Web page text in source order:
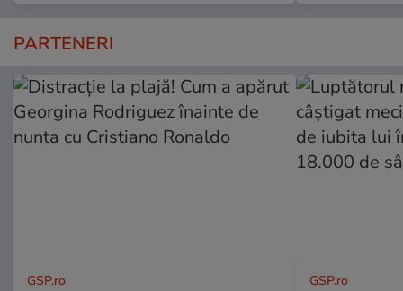
PARTENERI
GSP.ro GSP.ro